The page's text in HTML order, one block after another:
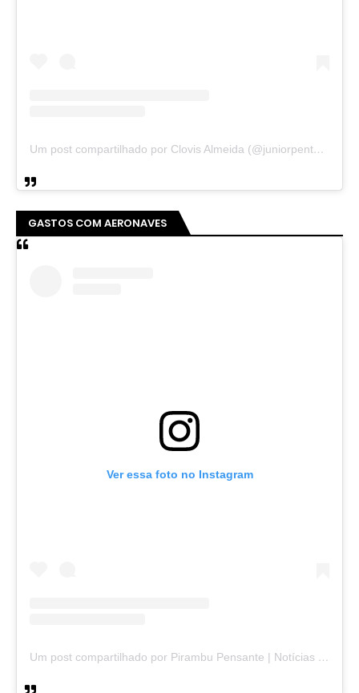
Um post compartilhado por Clovis Almeida (@juniorpentecoste01)
GASTOS COM AERONAVES
Ver essa foto no Instagram
Um post compartilhado por Pirambu Pensante | Notícias & Entretenimento (@pirambupensante)